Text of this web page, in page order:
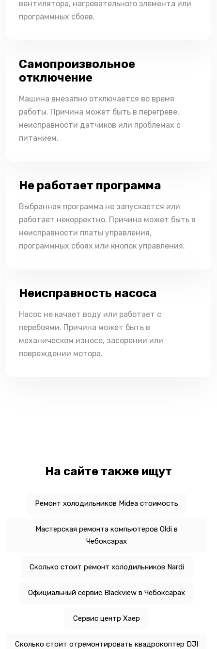
вентилятора, нагревательного элемента или
программных сбоев.
Самопроизвольное
отключение
Машина внезапно отключается во время
работы. Причина может быть в перегреве,
неисправности датчиков или проблемах с
питанием.
Не работает программа
Выбранная программа не запускается или
работает некорректно. Причина может быть в
неисправности платы управления,
программных сбоях или кнопок управления.
Неисправность насоса
Насос не качает воду или работает с
перебоями. Причина может быть в
механическом износе, засорении или
повреждении мотора.
На сайте также ищут
Ремонт холодильников Midea стоимость
Мастерская ремонта компьютеров Oldi в
Чебоксарах
Сколько стоит ремонт холодильников Nardi
Официальный сервис Blackview в Чебоксарах
Сервис центр Хаер
Сколько стоит отремонтировать квадрокоптер DJI